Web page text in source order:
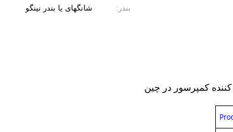
بندر:
شانگهای یا بندر نینگو